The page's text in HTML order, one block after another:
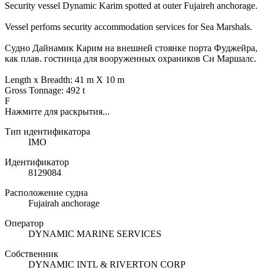
Security vessel Dynamic Karim spotted at outer Fujaireh anchorage.
Vessel perfoms security accommodation services for Sea Marshals.
Судно Дайнамик Карим на внешней стоянке порта Фуджейра,
как плав. гостинца для вооруженных охраников Си Маршалс.
Length x Breadth: 41 m X 10 m
Gross Tonnage: 492 t
F
Нажмите для раскрытия...
Тип идентификатора
IMO
Идентификатор
8129084
Расположение судна
Fujairah anchorage
Оператор
DYNAMIC MARINE SERVICES
Собственник
DYNAMIC INTL & RIVERTON CORP